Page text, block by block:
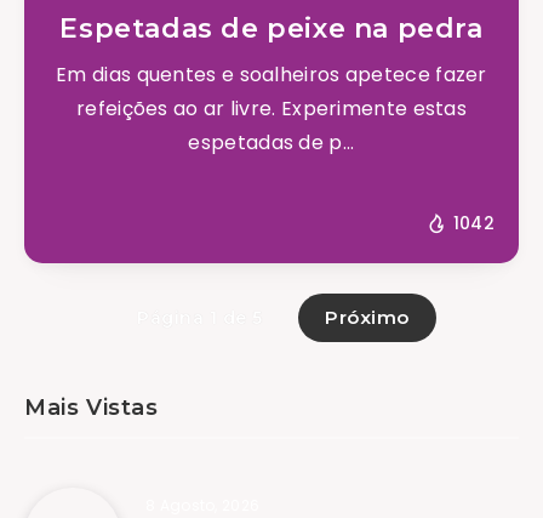
Espetadas de peixe na pedra
Em dias quentes e soalheiros apetece fazer
refeições ao ar livre. Experimente estas
espetadas de p...
1042
Próximo
Mais Vistas